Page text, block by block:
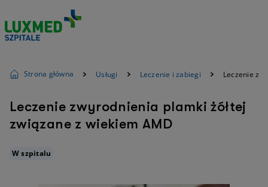
Strona główna Usługi Leczenie i zabiegi Leczenie
Leczenie zwyrodnienia plamki żółtej
związane z wiekiem AMD
W szpitalu